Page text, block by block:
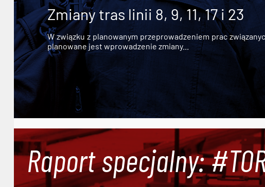
Zmiany tras linii 8, 9, 11, 17 i 23
W związku z planowanym przeprowadzeniem prac
planowane jest wprowadzenie zmiany...
Raport specjalny: